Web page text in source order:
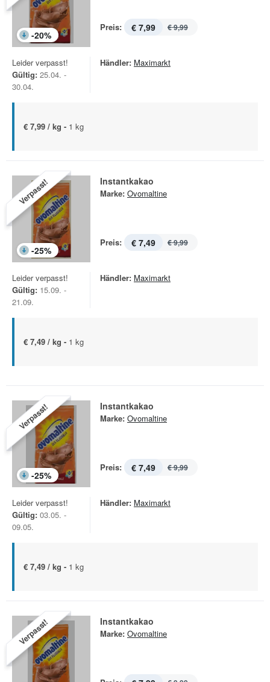
-20%
Preis: € 7,99 € 9,99
Leider verpasst!
Gültig: 25.04. -
30.04.
Händler: Maximarkt
€ 7,99 / kg - 1 kg
Verpasst!
-25%
Instantkakao
Marke: Ovomaltine
Preis: € 7,49 € 9,99
Leider verpasst!
Gültig: 15.09. -
21.09.
Händler: Maximarkt
€ 7,49 / kg - 1 kg
Verpasst!
-25%
Instantkakao
Marke: Ovomaltine
Preis: € 7,49 € 9,99
Leider verpasst!
Gültig: 03.05. -
09.05.
Händler: Maximarkt
€ 7,49 / kg - 1 kg
Verpasst! Instantkakao
Marke: Ovomaltine